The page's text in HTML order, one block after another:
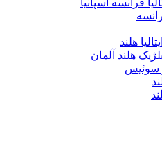
فرانسه اسپانیا
هلند
هلند آلمان
سوئیس